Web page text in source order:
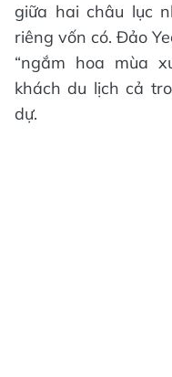
giữa hai châu lục
riêng vốn có. Đảo
“ngắm hoa mùa
khách du lịch cả
dự.